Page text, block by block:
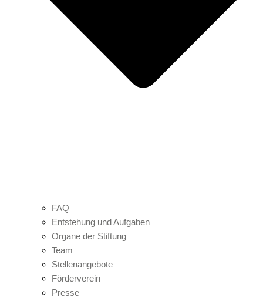
FAQ
Entstehung und Aufgaben
Organe der Stiftung
Team
Stellenangebote
Förderverein
Presse